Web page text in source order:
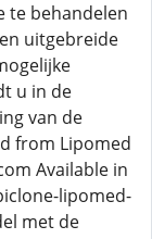
te behandelen
uitgebreide
u in de
van de
from Lipomed
Available in
lipomed-
met de